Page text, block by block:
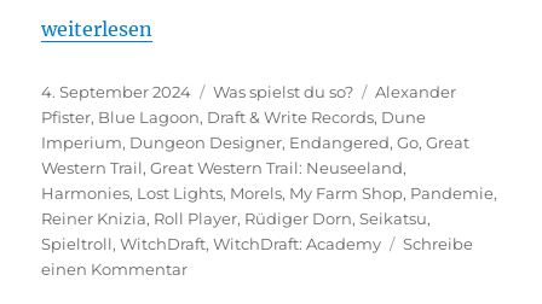
„Was spielst du so? – August 2024“
weiterlesen
Veröffentlicht
am
4. September 2024 Kategorien
Was spielst du so? Schlagwörter
Alexander
Pfister, Blue Lagoon, Draft & Write Records, Dune
Imperium, Dungeon Designer, Endangered,Go,Great
Western Trail,Great Western Trail: Neuseeland,
Harmonies, Lost Lights, Morels, My Farm Shop, Pandemie,
Reiner Knizia, Roll Player, Rüdiger Dorn,Seikatsu,
Spieltroll,WitchDraft,WitchDraft: Academy
Schreibe
einen Kommentarzu